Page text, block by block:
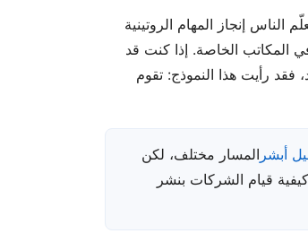
الناس إنجاز المهام الروتينية
المكاتب الخاصة. إذا كنت قد
فقد رأيت هذا النموذج: تقوم
أبشر المسار مختلف، لكن
قيام الشركات بنشر